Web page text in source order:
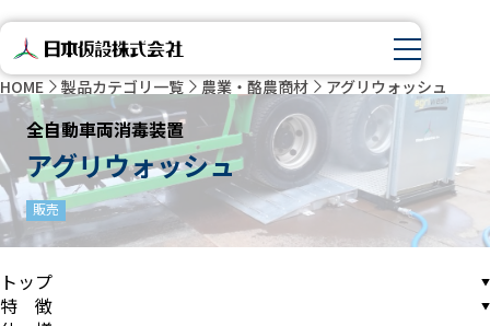
HOME 製品カテゴリ一覧 農業・酪農商材 アグリウォッシュ
全自動車両消毒装置
アグリウォッシュ
販売
トップ
特 徴